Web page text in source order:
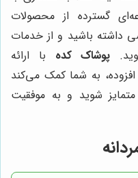
گسترده از محصولات
داشته باشید و از خدمات
پوشاک کده با ارائه
به شما کمک می‌کند
متمایز شوید و به موفقیت